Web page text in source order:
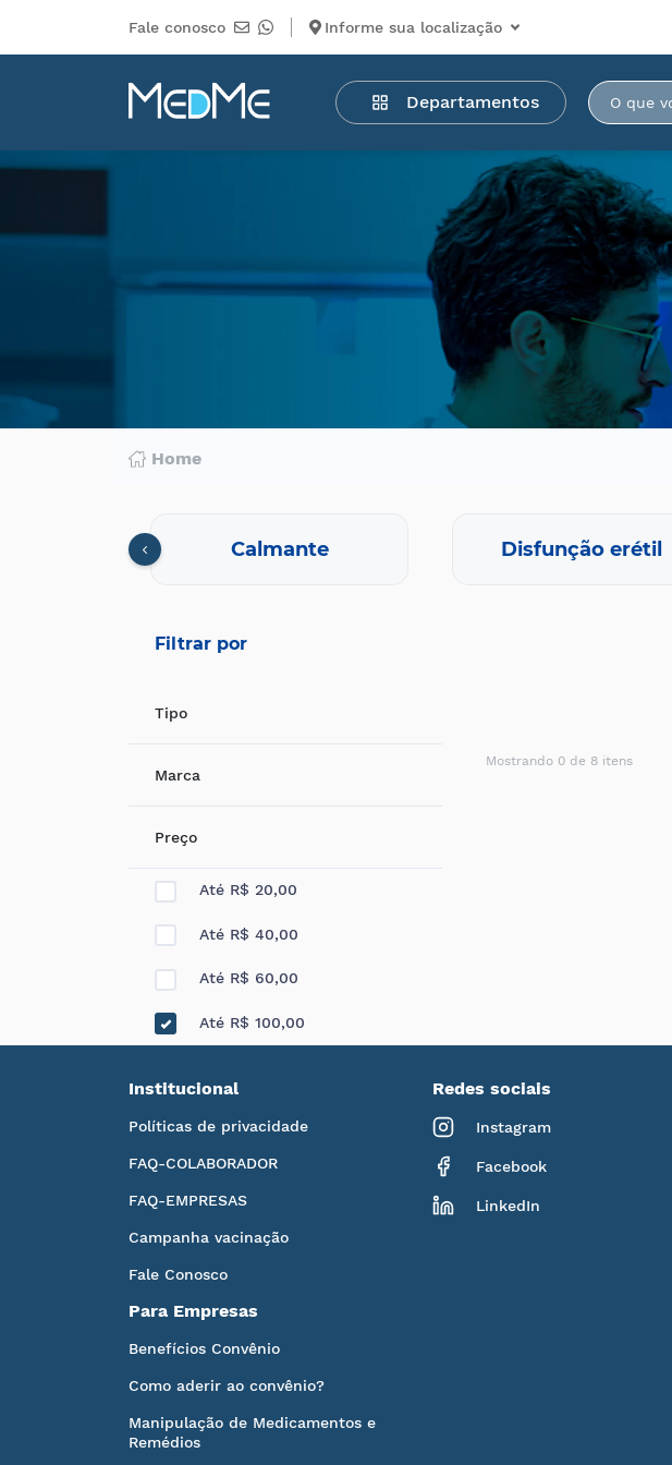
Fale conosco Informe sua localização
Departamentos
Departamentos
Medicamentos
Higiene
pessoal
Mercearia
Serviços
Home
Calmante Disfunção erétil
Filtrar por
Tipo
Marca
Preço
Até R$ 20,00
Até R$ 40,00
Até R$ 60,00
Até R$ 100,00
Mostrando 0 de 8 itens
Institucional
Políticas de privacidade
FAQ-COLABORADOR
FAQ-EMPRESAS
Campanha vacinação
Fale Conosco
Para Empresas
Benefícios Convênio
Como aderir ao convênio?
Manipulação de Medicamentos e
Remédios
Redes sociais
Instagram
Facebook
LinkedIn